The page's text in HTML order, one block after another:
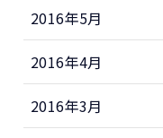
2016年5月
2016年4月
2016年3月